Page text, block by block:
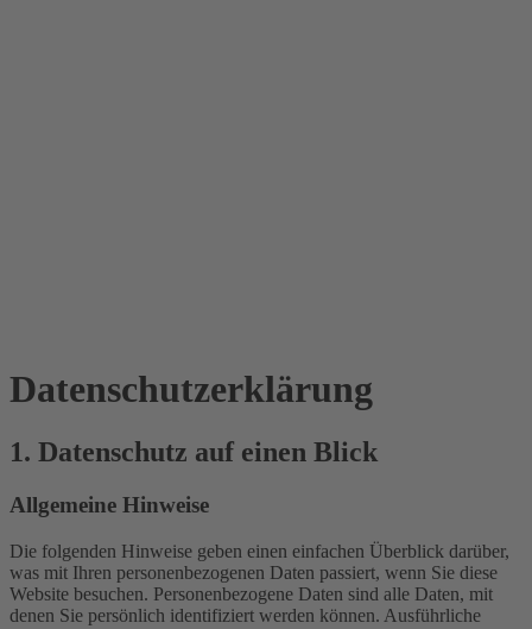
Datenschutz­erklärung
1. Datenschutz auf einen Blick
Allgemeine Hinweise
Die folgenden Hinweise geben einen einfachen Überblick darüber,
was mit Ihren personenbezogenen Daten passiert, wenn Sie diese
Website besuchen. Personenbezogene Daten sind alle Daten, mit
denen Sie persönlich identifiziert werden können. Ausführliche